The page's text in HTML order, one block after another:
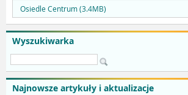
Wyszukiwarka
Najnowsze artykuły i aktualizacje
Osiedle Centrum (3.4MB)